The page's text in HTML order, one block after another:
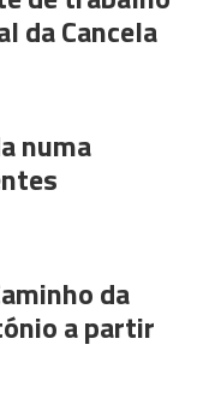
da Cancela
numa
da
a partir